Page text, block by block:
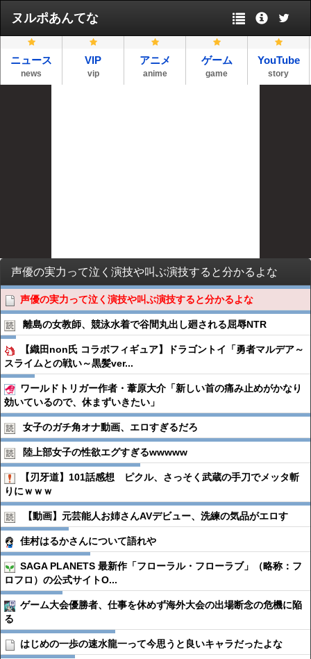
ヌルポあんてな
ニュース
news
VIP
vip
アニメ
anime
ゲーム
game
YouTube
story
声優の実力って泣く演技や叫ぶ演技すると分かるよな
声優の実力って泣く演技や叫ぶ演技すると分かるよな
離島の女教師、競泳水着で谷間丸出し廻される屈辱NTR
【織田non氏 コラボフィギュア】ドラゴントイ「勇者マルデア～
スライムとの戦い～黒髪ver...
ワールドトリガー作者・葦原大介「新しい首の痛み止めがかなり
効いているので、休まずいきたい」
女子のガチ角オナ動画、エロすぎるだろ
陸上部女子の性欲エグすぎるwwwww
【刃牙道】101話感想 ピクル、さっそく武蔵の手刀でメッタ斬
りにｗｗｗ
【動画】元芸能人お姉さんAVデビュー、洗練の気品がエロす
佳村はるかさんについて語れや
SAGA PLANETS 最新作「フローラル・フローラブ」（略称：フ
ロフロ）の公式サイトO...
ゲーム大会優勝者、仕事を休めず海外大会の出場断念の危機に陥
る
はじめの一歩の速水龍一って今思うと良いキャラだったよな